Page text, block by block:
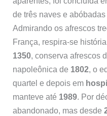
de três naves e
Admirando os afrescos
França, respira-se
1350, conserva afrescos
napoleônica de 1802, o
quartel e depois em
manteve até 1989. Por
abandonado, mas desde